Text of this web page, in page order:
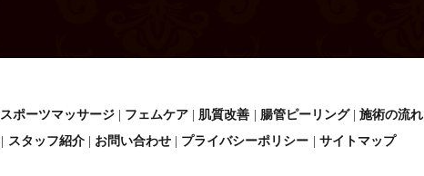
スポーツマッサージ フェムケア 肌質改善 腸管ピーリング 施術の流れ
スタッフ紹介 お問い合わせ プライバシーポリシー サイトマップ